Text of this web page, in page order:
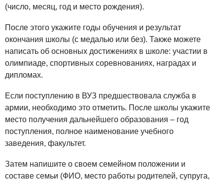
(число, месяц, год и место рождения).
После этого укажите годы обучения и результат
окончания школы (с медалью или без). Также можете
написать об основных достижениях в школе: участии в
олимпиаде, спортивных соревнованиях, наградах и
дипломах.
Если поступлению в ВУЗ предшествовала служба в
армии, необходимо это отметить. После школы укажите
место получения дальнейшего образования – год
поступления, полное наименование учебного
заведения, факультет.
Затем напишите о своем семейном положении и
составе семьи (ФИО, место работы родителей, супруга,